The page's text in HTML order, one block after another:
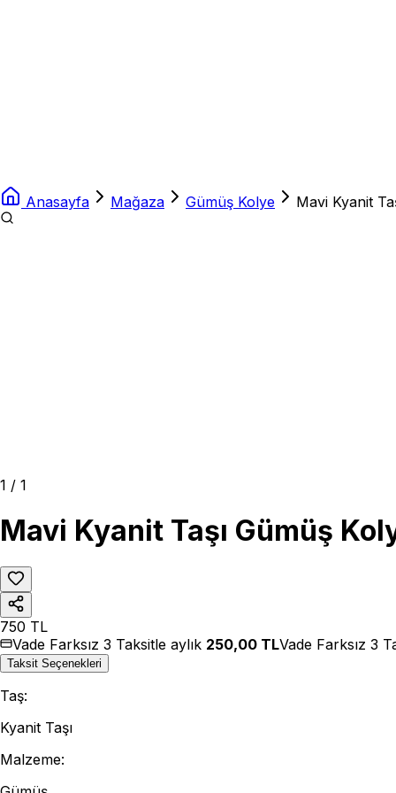
Anasayfa Mağaza Gümüş Kolye Mavi Kyanit
1 / 1
Mavi Kyanit Taşı Gümüş
750 TL
Vade Farksız 3 Taksitle aylık 250,00 TLVade Farksız 3
Taksit Seçenekleri
Taş:
Kyanit Taşı
Malzeme: